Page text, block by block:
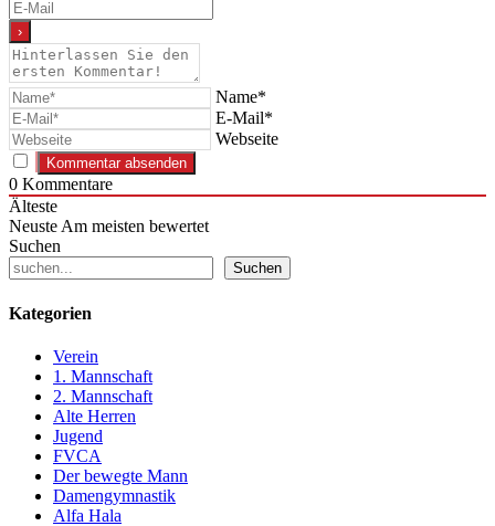
Name*
E-Mail*
Webseite
0 Kommentare
Älteste
NeusteAm meisten bewertet
Suchen
Suchen
Kategorien
Verein
1. Mannschaft
2. Mannschaft
Alte Herren
Jugend
FVCA
Der bewegte Mann
Damengymnastik
Alfa Hala